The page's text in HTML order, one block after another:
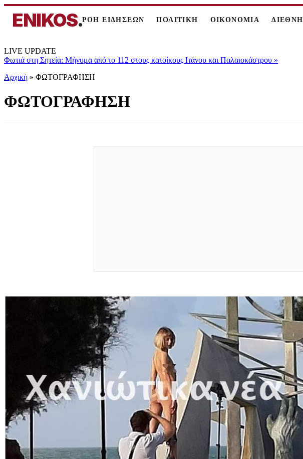
ENIKOS.ΡΟΗ ΕΙΔΗΣΕΩΝ ΠΟΛΙΤΙΚΗ ΟΙΚΟΝΟΜΙΑ ΔΙΕΘΝΗ
LIVE UPDATE
Φωτιά στη Σητεία: Μήνυμα από το 112 στους κατοίκους Ιτάνου και Παλαιοκάστρου »
Αρχική » ΦΩΤΟΓΡΑΦΗΣΗ
ΦΩΤΟΓΡΑΦΗΣΗ